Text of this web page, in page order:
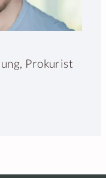
Prokurist